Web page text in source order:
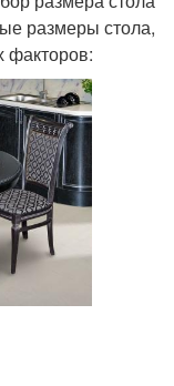
размеры стола,
факторов: